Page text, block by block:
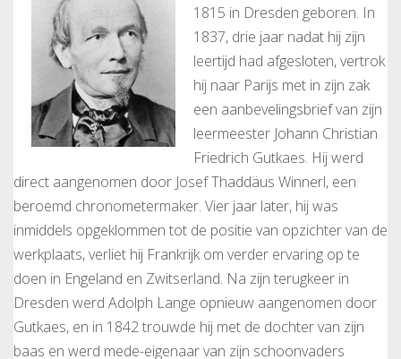
1815 in Dresden geboren. In
1837, drie jaar nadat hij zijn
leertijd had afgesloten, vertrok
hij naar Parijs met in zijn zak
een aanbevelingsbrief van zijn
leermeester Johann Christian
Friedrich Gutkaes. Hij werd
direct aangenomen door Josef Thaddäus Winnerl, een
beroemd chronometermaker. Vier jaar later, hij was
inmiddels opgeklommen tot de positie van opzichter van de
werkplaats, verliet hij Frankrijk om verder ervaring op te
doen in Engeland en Zwitserland. Na zijn terugkeer in
Dresden werd Adolph Lange opnieuw aangenomen door
Gutkaes, en in 1842 trouwde hij met de dochter van zijn
baas en werd mede-eigenaar van zijn schoonvaders